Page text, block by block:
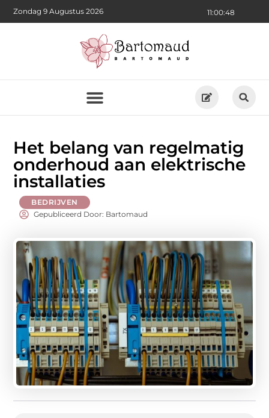
11:00:50
Zondag 9 Augustus 2026
Het belang van regelmatig
onderhoud aan elektrische
installaties
BEDRIJVEN
Gepubliceerd Door: Bartomaud